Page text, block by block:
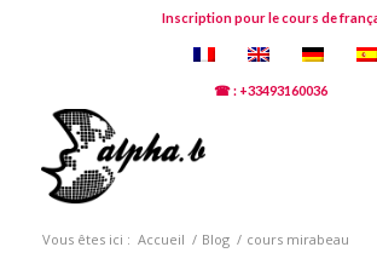
Inscription pour le cours de
☎ : +33493160036
Vous êtes ici : Accueil / Blog / cours mirabeau